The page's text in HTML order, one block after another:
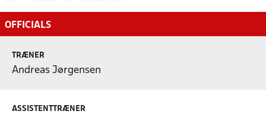
OFFICIALS
TRÆNER
Andreas Jørgensen
ASSISTENTTRÆNER